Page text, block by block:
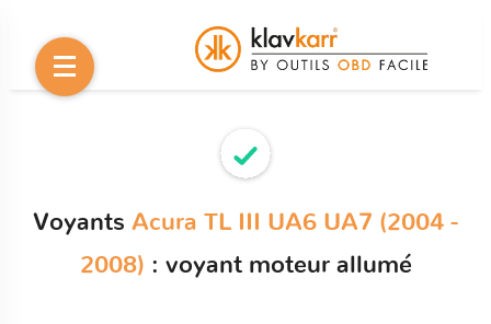
Voyants Acura TL III UA6 UA7 (2004 -
2008) : voyant moteur allumé